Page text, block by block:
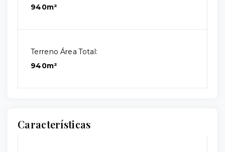
940m²
Terreno Área Total:
940m²
Características